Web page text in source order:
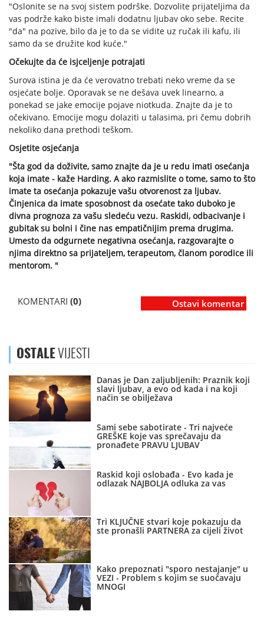
"Oslonite se na svoj sistem podrške. Dozvolite prijateljima da
vas podrže kako biste imali dodatnu ljubav oko sebe. Recite
"da" na pozive, bilo da je to da se vidite uz ručak ili kafu, ili
samo da se družite kod kuće."
Očekujte da će isjceljenje potrajati
Surova istina je da će verovatno trebati neko vreme da se
osjećate bolje. Oporavak se ne dešava uvek linearno, a
ponekad se jake emocije pojave niotkuda. Znajte da je to
očekivano. Emocije mogu dolaziti u talasima, pri čemu dobrih
nekoliko dana prethodi teškom.
Osjetite osjećanja
"Šta god da doživite, samo znajte da je u redu imati osećanja
koja imate - kaže Harding. A ako razmislite o tome, samo to što
imate ta osećanja pokazuje vašu otvorenost za ljubav.
Činjenica da imate sposobnost da osećate tako duboko je
divna prognoza za vašu sledeću vezu. Raskidi, odbacivanje i
gubitak su bolni i čine nas empatičnijim prema drugima.
Umesto da odgurnete negativna osećanja, razgovarajte o
njima direktno sa prijateljem, terapeutom, članom porodice ili
mentorom. "
KOMENTARI (0) Ostavi komentar
OSTALEVIJESTI
Danas je Dan zaljubljenih: Praznik koji
slavi ljubav, a evo od kada i na koji
način se obilježava
Sami sebe sabotirate - Tri najveće
GREŠKE koje vas sprečavaju da
pronađete PRAVU LJUBAV
Raskid koji oslobađa - Evo kada je
odlazak NAJBOLJA odluka za vas
Tri KLJUČNE stvari koje pokazuju da
ste pronašli PARTNERA za cijeli život
Kako prepoznati "sporo nestajanje" u
VEZI - Problem s kojim se suočavaju
MNOGI